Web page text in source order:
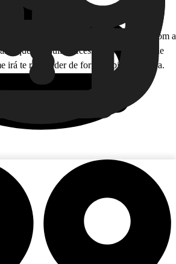
24 horas, todos os dias!
você não esteja disponível para falar com a
fique tranquilo! Acesse nossa Central de
irá te responder de forma rápida e segura.